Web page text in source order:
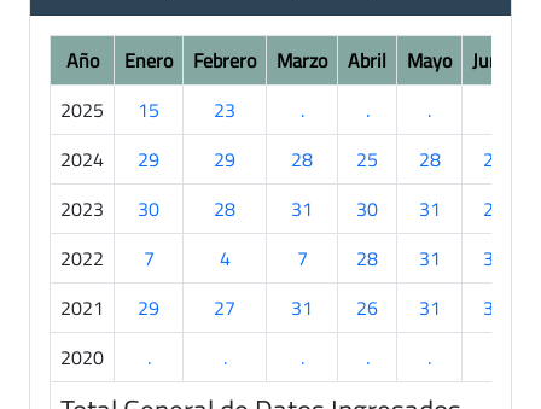
Año Enero Febrero Marzo Abril Mayo Junio
2025
15 23 . . .
2024
29 29 28 25 28
25
2023
30 28 31 30 31
27
2022
7 4 7 28 31
30
2021
29 27 31 26 31
30
2020
. . . . .